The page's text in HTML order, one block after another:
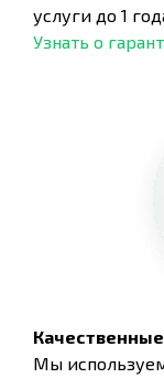
услуги до 1
Узнать о
Мы